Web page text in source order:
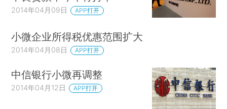
2014年04月09日 APP打开
小微企业所得税优惠范围扩大
2014年04月08日 APP打开
中信银行小微再调整
2014年04月12日 APP打开